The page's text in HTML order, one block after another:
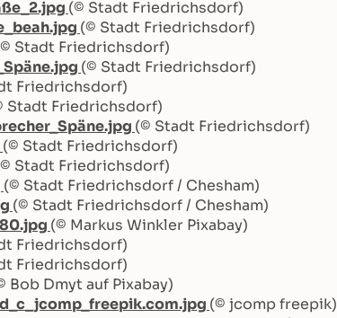
(© Stadt Friedrichsdorf)
(© Stadt Friedrichsdorf)
Stadt Friedrichsdorf)
(© Stadt Friedrichsdorf)
Friedrichsdorf)
Stadt Friedrichsdorf)
(© Stadt Friedrichsdorf)
(© Stadt Friedrichsdorf)
Stadt Friedrichsdorf)
(© Stadt Friedrichsdorf / Chesham)
(© Stadt Friedrichsdorf / Chesham)
(© Markus Winkler Pixabay)
Friedrichsdorf)
Friedrichsdorf)
Bob Dmyt auf Pixabay)
(© jcomp freepik)